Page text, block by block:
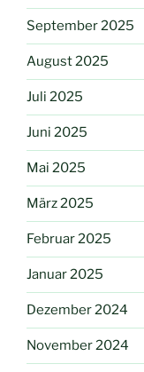
September 2025
August 2025
Juli 2025
Juni 2025
Mai 2025
März 2025
Februar 2025
Januar 2025
Dezember 2024
November 2024